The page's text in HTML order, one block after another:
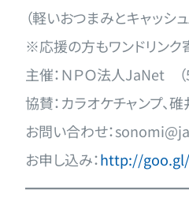
（軽いおつまみとキャッシ
※応援の方もワンドリンク
主催：ＮＰＯ法人JaNet
協賛：カラオケチャンプ、
お問い合わせ：
お申し込み：http://